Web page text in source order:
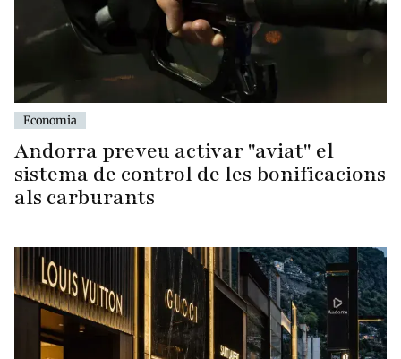
Economia
Andorra preveu activar "aviat" el
sistema de control de les bonificacions
als carburants